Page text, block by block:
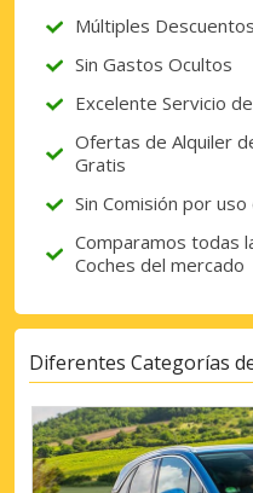
Múltiples
Sin Gastos Ocultos
Excelente Servicio
Ofertas de Alquiler
Gratis
Sin Comisión por
Comparamos todas
Coches del mercado
Diferentes Categorías